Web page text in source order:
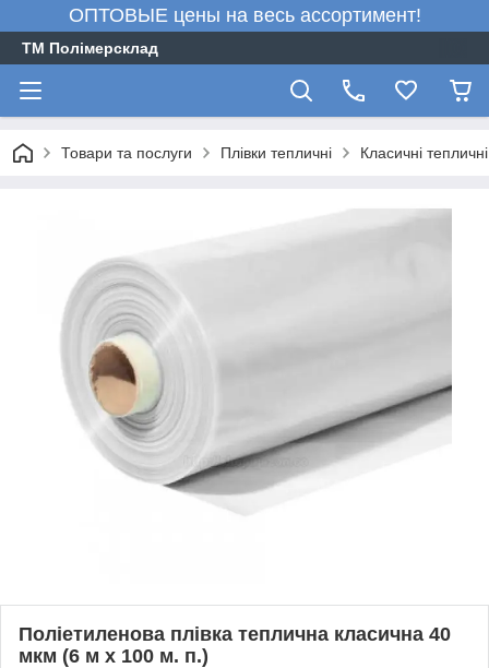
ОПТОВЫЕ цены на весь ассортимент!
ТМ Полімерсклад
Товари та послуги Плівки тепличні Класичні
Поліетиленова плівка теплична класична 40
мкм (6 м х 100 м. п.)